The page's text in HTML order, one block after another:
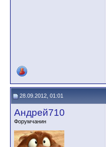
28.09.2012, 01:01
Андрей710
Форумчанин